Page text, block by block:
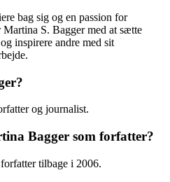
bag sig og en passion for
S. Bagger med at sætte
inspirere andre med sit
og journalist.
Bagger som forfatter?
tilbage i 2006.